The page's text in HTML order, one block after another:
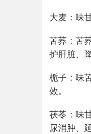
大麦：味
苦荞：苦
护肝脏、
栀子：味
效。
茯苓：味
尿消肿、